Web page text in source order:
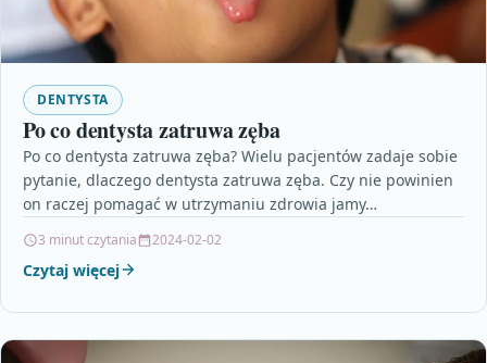
DENTYSTA
Po co dentysta zatruwa zęba
Po co dentysta zatruwa zęba? Wielu pacjentów zadaje sobie
pytanie, dlaczego dentysta zatruwa zęba. Czy nie powinien
on raczej pomagać w utrzymaniu zdrowia jamy…
3 minut czytania 2024-02-02
Czytaj więcej